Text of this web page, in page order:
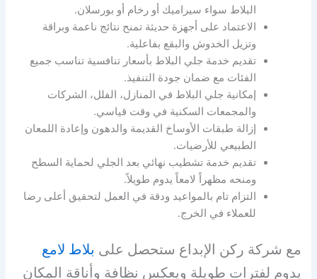
البلاط سواء سيراميك أو رخام أو بورسلان.
الاعتماد على أجهزة حديثة تمنح نتائج ناعمة وبراقة
وتزيل الخدوش والبقع بفاعلية.
تقديم خدمة جلي البلاط بأسعار تنافسية تناسب جميع
الفئات مع ضمان جودة التنفيذ.
إمكانية جلي البلاط في المنازل، الفلل، الشركات
والمجمعات السكنية في وقت قياسي.
إزالة طبقات الأوساخ القديمة والدهون وإعادة اللمعان
الطبيعي للأرضيات.
تقديم خدمة تشطيب نهائي بعد الجلي لحماية السطح
ومنحه مظهراً لامعاً يدوم طويلاً.
التزام تام بالمواعيد ودقة في العمل لتحقيق أعلى رضا
للعملاء في الخرج.
مع شركة ركن الإبداع ستحصل على بلاط لامع
يدوم لفترات طويلة ويعكس نظافة وأناقة المكان